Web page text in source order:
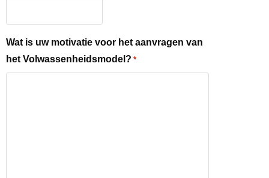
Wat is uw motivatie voor het aanvragen van
het Volwassenheidsmodel? *